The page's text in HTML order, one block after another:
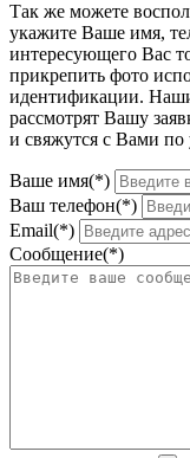
Так же можете
укажите Ваше имя,
интересующего Вас
прикрепить фото
идентификации.
рассмотрят Вашу
и свяжутся с Вами по
Ваше имя(*)
Ваш телефон(*)
Email(*)
Сообщение(*)